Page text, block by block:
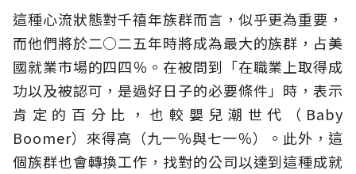
這種心流狀態對千禧年族群而言，似乎更為重要，
而他們將於二○二五年時將成為最大的族群，占美
國就業市場的四四％。在被問到「在職業上取得成
功以及被認可，是過好日子的必要條件」時，表示
肯定的百分比，也較嬰兒潮世代（Baby
Boomer）來得高（九一％與七一％）。此外，這
個族群也會轉換工作，找對的公司以達到這種成就